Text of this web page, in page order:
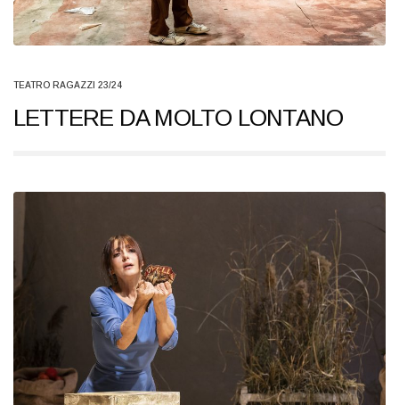
TEATRO RAGAZZI 23/24
LETTERE DA MOLTO LONTANO